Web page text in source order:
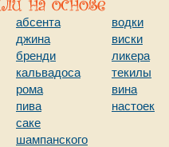
абсента
водки
джина
виски
бренди
ликера
кальвадоса
текилы
рома
вина
пива
настоек
саке
шампанского